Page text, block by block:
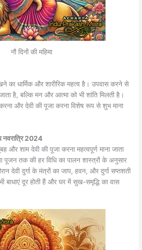
नौ दिनों की महिमा
का धार्मिक और शारीरिक महत्व है। उपवास करने से
है, बल्कि मन और आत्मा को भी शांति मिलती है।
और देवी की पूजा करना विशेष रूप से शुभ माना
नवरात्रि2024
और शाम देवी की पूजा करना महत्वपूर्ण माना जाता
पूजन तक की हर विधि का पालन शास्त्रों के अनुसार
देवी दुर्गा के मंत्रों का जाप, हवन, और दुर्गा सप्तशती
बाधाएं दूर होती हैं और घर में सुख-समृद्धि का वास